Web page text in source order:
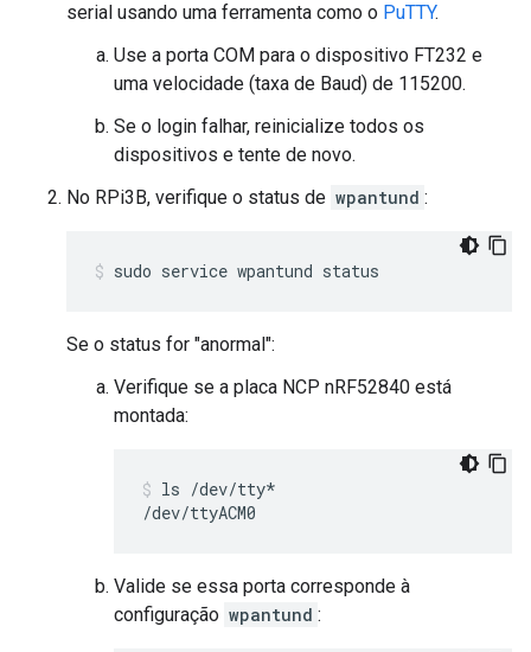
serial usando uma ferramenta como o PuTTY.
Use a porta COM para o dispositivo FT232 e
uma velocidade (taxa de Baud) de 115200.
Se o login falhar, reinicialize todos os
dispositivos e tente de novo.
No RPi3B, verifique o status de wpantund :
sudo service wpantund status
Se o status for "anormal":
Verifique se a placa NCP nRF52840 está
montada:
ls /dev/tty*
/dev/ttyACM0
Valide se essa porta corresponde à
configuração wpantund :